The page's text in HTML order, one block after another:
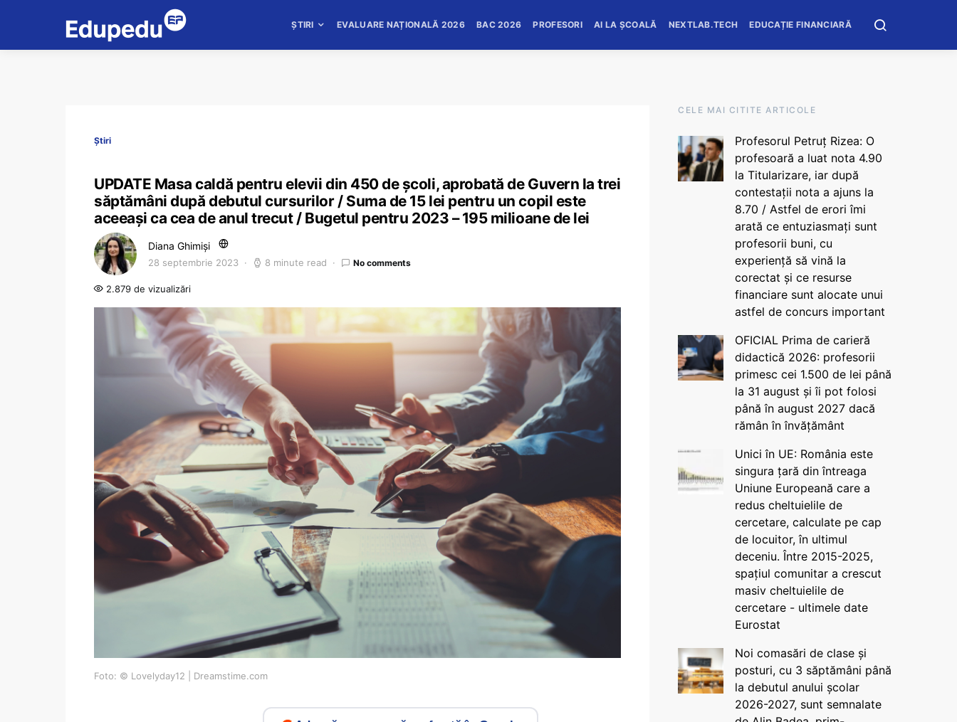
ȘTIRI EVALUARE NAȚIONALĂ 2026 BAC 2026 PROFESORI AI LA ȘCOALĂ NEXTLAB.TECH EDUCAȚIE FINANCIARĂ
Știri
UPDATE Masa caldă pentru elevii din 450 de școli, aprobată de Guvern la trei
săptămâni după debutul cursurilor / Suma de 15 lei pentru un copil este
aceeași ca cea de anul trecut / Bugetul pentru 2023 – 195 milioane de lei
Diana Ghimiși
28 septembrie 2023 8 minute read No comments
2.879 de vizualizări
Foto: © Lovelyday12 | Dreamstime.com
CELE MAI CITITE ARTICOLE
Profesorul Petruț Rizea: O
profesoară a luat nota 4.90
la Titularizare, iar după
contestații nota a ajuns la
8.70 / Astfel de erori îmi
arată ce entuziasmați sunt
profesorii buni, cu
experiență să vină la
corectat și ce resurse
financiare sunt alocate unui
astfel de concurs important
OFICIAL Prima de carieră
didactică 2026: profesorii
primesc cei 1.500 de lei până
la 31 august și îi pot folosi
până în august 2027 dacă
rămân în învățământ
Unici în UE: România este
singura țară din întreaga
Uniune Europeană care a
redus cheltuielile de
cercetare, calculate pe cap
de locuitor, în ultimul
deceniu. Între 2015-2025,
spațiul comunitar a crescut
masiv cheltuielile de
cercetare - ultimele date
Eurostat
Noi comasări de clase și
posturi, cu 3 săptămâni până
la debutul anului școlar
2026-2027, sunt semnalate